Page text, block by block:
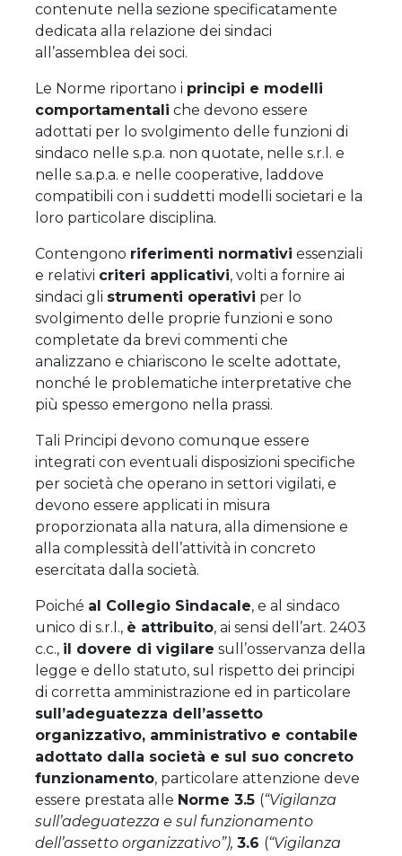
contenute nella sezione specificatamente
dedicata alla relazione dei sindaci
all’assemblea dei soci.
Le Norme riportano i principi e modelli
comportamentali che devono essere
adottati per lo svolgimento delle funzioni di
sindaco nelle s.p.a. non quotate, nelle s.r.l. e
nelle s.a.p.a. e nelle cooperative, laddove
compatibili con i suddetti modelli societari e la
loro particolare disciplina.
Contengono riferimenti normativi essenziali
e relativi criteri applicativi, volti a fornire ai
sindaci gli strumenti operativi per lo
svolgimento delle proprie funzioni e sono
completate da brevi commenti che
analizzano e chiariscono le scelte adottate,
nonché le problematiche interpretative che
più spesso emergono nella prassi.
Tali Principi devono comunque essere
integrati con eventuali disposizioni specifiche
per società che operano in settori vigilati, e
devono essere applicati in misura
proporzionata alla natura, alla dimensione e
alla complessità dell’attività in concreto
esercitata dalla società.
Poiché al Collegio Sindacale, e al sindaco
unico di s.r.l., è attribuito, ai sensi dell’art. 2403
c.c., il dovere di vigilare sull’osservanza della
legge e dello statuto, sul rispetto dei principi
di corretta amministrazione ed in particolare
sull’adeguatezza dell’assetto
organizzativo, amministrativo e contabile
adottato dalla società e sul suo concreto
funzionamento, particolare attenzione deve
essere prestata alle Norme 3.5 (“Vigilanza
sull’adeguatezza e sul funzionamento
dell’assetto organizzativo”), 3.6 (“Vigilanza